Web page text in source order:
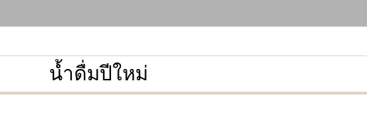
น้ำดื่มปีใหม่